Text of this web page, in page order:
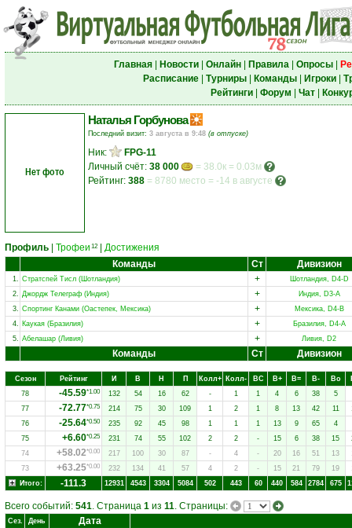
Главная| Новости| Онлайн| Правила| Опросы|
Расписание| Турниры| Команды| Игроки|
Рейтинги| Форум Чат|
Нет фото
Наталья Горбунова
Последний визит: 3 августа в 9:48 (в отпуске)
Ник:
FPG-11
Личный счёт: 38 000
= 38.0к = 0.03м
Рейтинг: 388 = 8780 место = -14 в августе
Профиль Трофеи 12
Достижения
Команды
Ст Дивизион
1. Стратспей Тисл (Шотландия) +
Шотландия, D4-D
2. Джордж Телеграф (Индия) +
Индия, D3-A
3. Спортинг Канами (Оастепек, Мексика) +
Мексика, D4-B
4. Каукая (Бразилия) +
Бразилия, D4-A
5. Абелашар (Ливия) + Ливия, D2
Команды Ст Дивизион
Сезон Рейтинг И В Н П Колл+ Колл- ВC В+ В= В- Вo
78
-45.59*1.00 132 54 16 62 - 1 1 4 6 38
5
77
-72.77*0.75 214 75 30 109 1 2 1 8 13 42 11
76
-25.64*0.50 235 92 45 98 1 1 1 13 9 65 4
75
+6.60*0.25 231 74 55 102 2 2 - 15 6 38 15
74
+58.02*0.00 217 100 30 87 - 4 - 20 16 51 13
73
+63.25*0.00 232 134 41 57 4 2 - 15 21 79 19
Итого:
-111.3 12931 4543 3304 5084 502 443 60 440 584 2784 675
Всего событий: 541. Страница 1 из 11. Страницы:
Сез. День Дата